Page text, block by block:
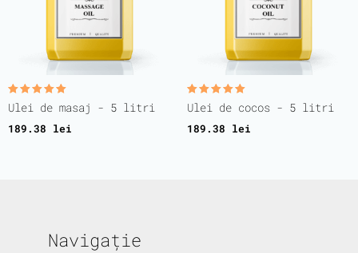
Evaluat la
5.00
Ulei de masaj - 5 litri
189.38 lei
Evaluat la
5.00
Ulei de cocos - 5 litri
189.38 lei
Navigație